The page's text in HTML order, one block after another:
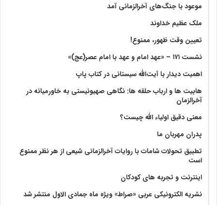
موعود با جنگ‌های آخرالزمانی آمد
ملک عظیم خداوند
تعیین وقت ظهور، ممنوع!
نشست ۱۷۱ – «عهد امام و عهد با امام عصر(عج)»
اهمیت دیدار با آیت‌الله سیستانی در کتاب پاپ
هابیت ها و ارباب حلقه ها: نگاهی صهیونیستی به خاورمیانه در
آخرالزمان
معنی دقیق اولیاء الله چیست؟
پدران مهربان ما
تطبیق تحولات شامات با روایات آخرالزمانی شیعی از هر نظر ممنوع
است
اینترنت و تجربه های کودکان
نشریه الکترونیکی عربی «صراط» ویژه ماه جمادی الاول منتشر شد